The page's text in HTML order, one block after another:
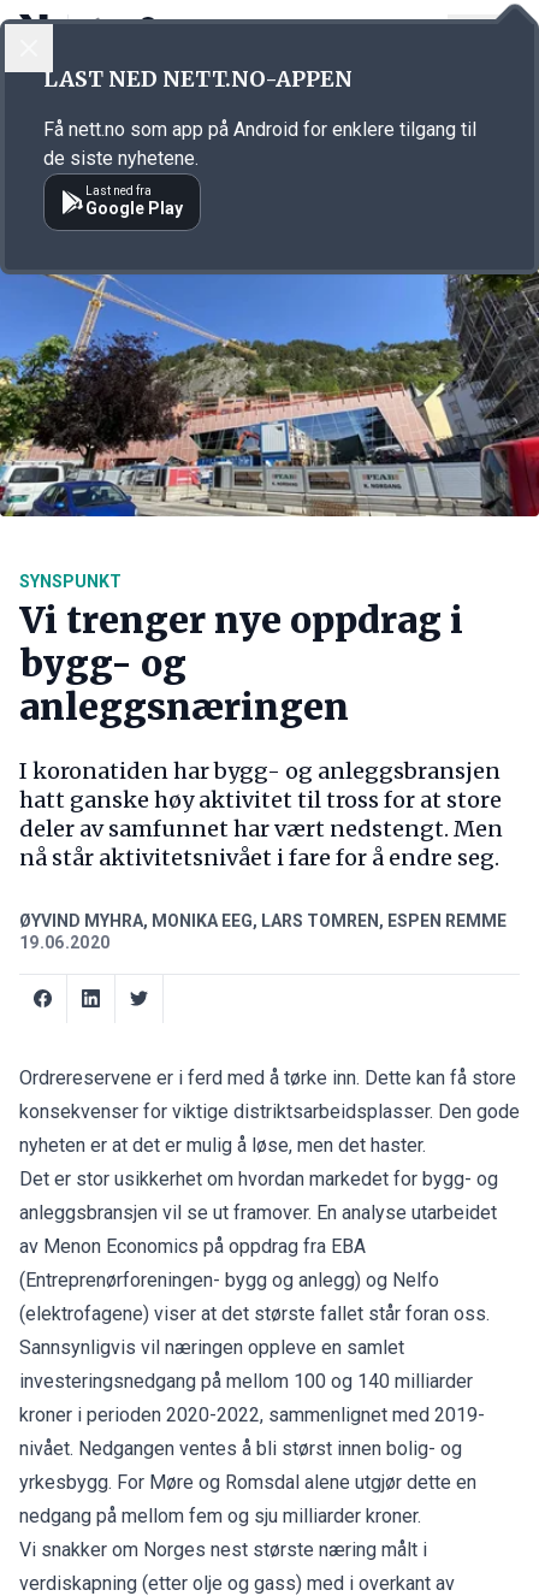
Annonsørinnhold
SYNSPUNKT
Vi trenger nye oppdrag i
bygg- og
anleggsnæringen
I koronatiden har bygg- og anleggsbransjen
hatt ganske høy aktivitet til tross for at store
deler av samfunnet har vært nedstengt. Men
nå står aktivitetsnivået i fare for å endre seg.
ØYVIND MYHRA, MONIKA EEG, LARS TOMREN, ESPEN REMME
19.06.2020
Ordrereservene er i ferd med å tørke inn. Dette kan få store
konsekvenser for viktige distriktsarbeidsplasser. Den gode
nyheten er at det er mulig å løse, men det haster.
Det er stor usikkerhet om hvordan markedet for bygg- og
anleggsbransjen vil se ut framover. En analyse utarbeidet
av Menon Economics på oppdrag fra EBA
(Entreprenørforeningen- bygg og anlegg) og Nelfo
(elektrofagene) viser at det største fallet står foran oss.
Sannsynligvis vil næringen oppleve en samlet
investeringsnedgang på mellom 100 og 140 milliarder
kroner i perioden 2020-2022, sammenlignet med 2019-
nivået. Nedgangen ventes å bli størst innen bolig- og
yrkesbygg. For Møre og Romsdal alene utgjør dette en
nedgang på mellom fem og sju milliarder kroner.
Vi snakker om Norges nest største næring målt i
verdiskapning (etter olje og gass) med i overkant av
LAST NED NETT.NO-APPEN
Få nett.no som app på Android for enklere tilgang til
de siste nyhetene.
Last ned fra
Google Play